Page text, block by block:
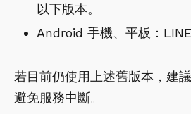
以下版本。
Android 手機、平板：LINE
若目前仍使用上述舊版本，建
避免服務中斷。